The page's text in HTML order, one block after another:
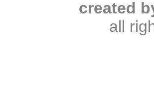
created
all